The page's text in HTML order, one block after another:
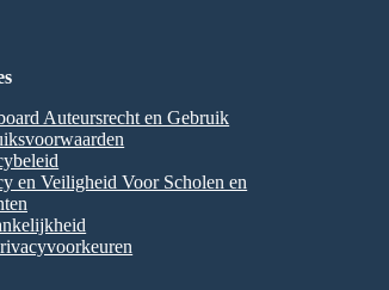
Auteursrecht en Gebruik
en Veiligheid Voor Scholen en